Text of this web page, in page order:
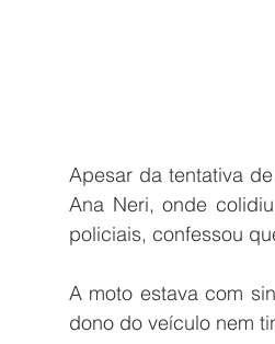
Apesar da tentativa
Ana Neri, onde
policiais, confessou
A moto estava com
dono do veículo nem